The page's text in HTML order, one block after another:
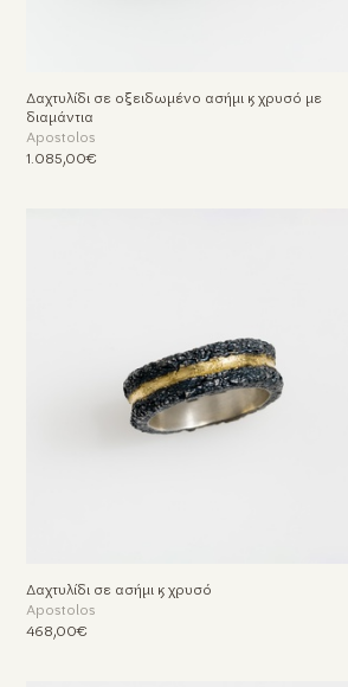
Δαχτυλίδι σε οξειδωμένο ασήμι & χρυσό με
διαμάντια
Apostolos
1.085,00€
Δαχτυλίδι σε ασήμι & χρυσό
Apostolos
468,00€